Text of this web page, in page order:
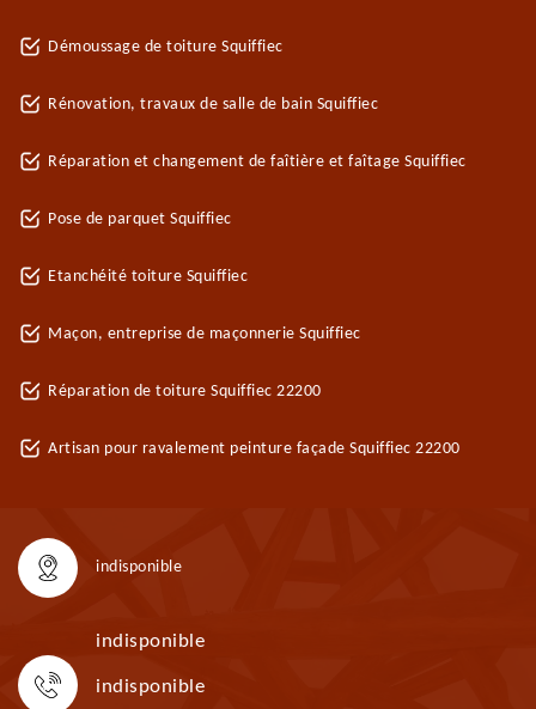
Démoussage de toiture Squiffiec
Rénovation, travaux de salle de bain Squiffiec
Réparation et changement de faîtière et faîtage Squiffiec
Pose de parquet Squiffiec
Etanchéité toiture Squiffiec
Maçon, entreprise de maçonnerie Squiffiec
Réparation de toiture Squiffiec 22200
Artisan pour ravalement peinture façade Squiffiec 22200
indisponible
indisponible
indisponible